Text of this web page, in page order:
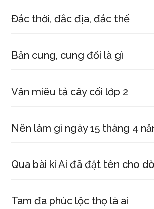
Đắc thời, đắc địa, đắc thế
Bản cung, cung đối là gì
Văn miêu tả cây cối lớp 2
Nên làm gì ngày 15 tháng 4
Qua bài kí Ai đã đặt tên cho
Tam đa phúc lộc thọ là ai